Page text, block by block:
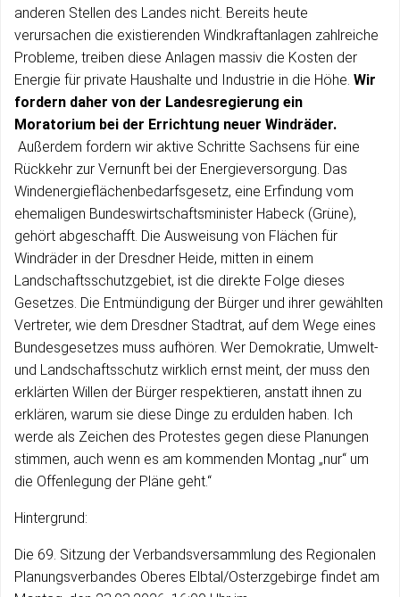
anderen Stellen des Landes nicht. Bereits heute
verursachen die existierenden Windkraftanlagen zahlreiche
Probleme, treiben diese Anlagen massiv die Kosten der
Energie für private Haushalte und Industrie in die Höhe. Wir
fordern daher von der Landesregierung ein
Moratorium bei der Errichtung neuer Windräder.
Außerdem fordern wir aktive Schritte Sachsens für eine
Rückkehr zur Vernunft bei der Energieversorgung. Das
Windenergieflächenbedarfsgesetz, eine Erfindung vom
ehemaligen Bundeswirtschaftsminister Habeck (Grüne),
gehört abgeschafft. Die Ausweisung von Flächen für
Windräder in der Dresdner Heide, mitten in einem
Landschaftsschutzgebiet, ist die direkte Folge dieses
Gesetzes. Die Entmündigung der Bürger und ihrer gewählten
Vertreter, wie dem Dresdner Stadtrat, auf dem Wege eines
Bundesgesetzes muss aufhören. Wer Demokratie, Umwelt-
und Landschaftsschutz wirklich ernst meint, der muss den
erklärten Willen der Bürger respektieren, anstatt ihnen zu
erklären, warum sie diese Dinge zu erdulden haben. Ich
werde als Zeichen des Protestes gegen diese Planungen
stimmen, auch wenn es am kommenden Montag „nur“ um
die Offenlegung der Pläne geht.“
Hintergrund:
Die 69. Sitzung der Verbandsversammlung des Regionalen
Planungsverbandes Oberes Elbtal/Osterzgebirge findet am